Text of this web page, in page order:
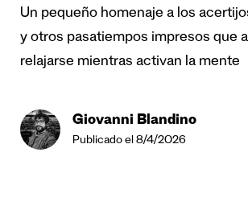
Un pequeño homenaje a los
y otros pasatiempos impresos que
relajarse mientras activan la mente
Giovanni Blandino
Publicado el 8/4/2026